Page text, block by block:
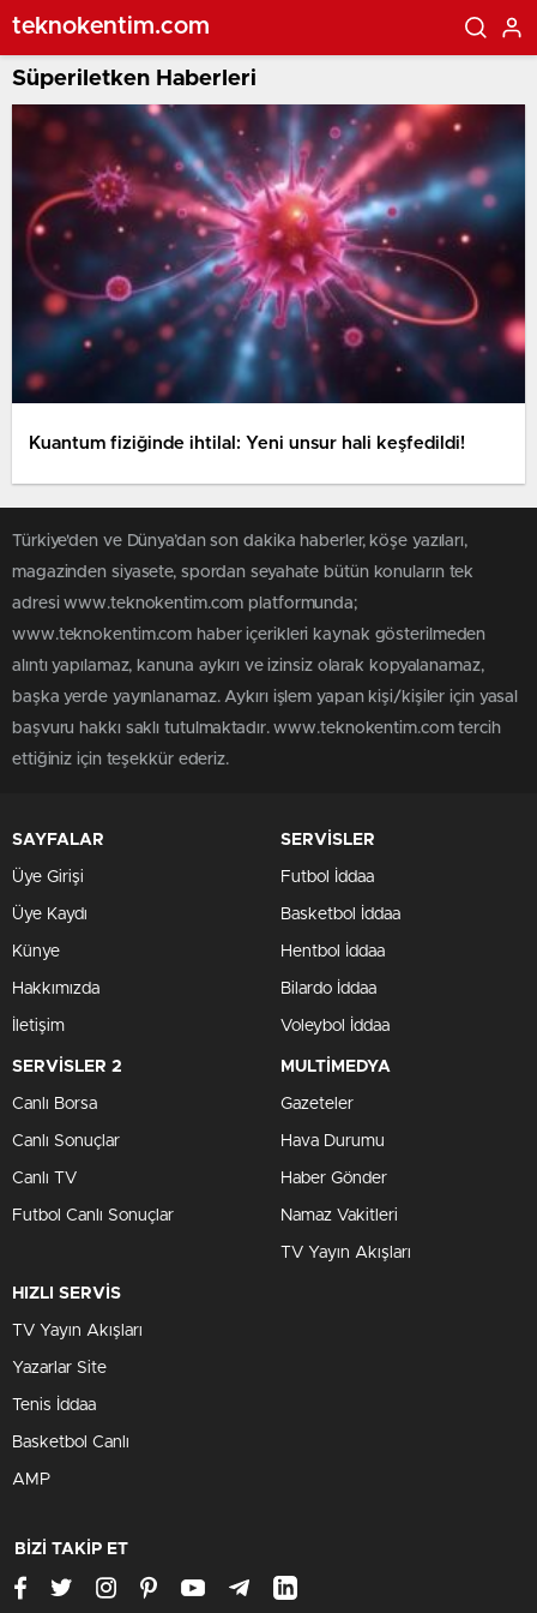
teknokentim.com
Süperiletken Haberleri
Kuantum fiziğinde ihtilal: Yeni unsur hali keşfedildi!
Türkiye'den ve Dünya’dan son dakika haberler, köşe yazıları,
magazinden siyasete, spordan seyahate bütün konuların tek
adresi www.teknokentim.com platformunda;
www.teknokentim.com haber içerikleri kaynak gösterilmeden
alıntı yapılamaz, kanuna aykırı ve izinsiz olarak kopyalanamaz,
başka yerde yayınlanamaz. Aykırı işlem yapan kişi/kişiler için yasal
başvuru hakkı saklı tutulmaktadır. www.teknokentim.com tercih
ettiğiniz için teşekkür ederiz.
SAYFALAR
Üye Girişi
Üye Kaydı
Künye
Hakkımızda
İletişim
SERVİSLER
Futbol İddaa
Basketbol İddaa
Hentbol İddaa
Bilardo İddaa
Voleybol İddaa
SERVİSLER 2
Canlı Borsa
Canlı Sonuçlar
Canlı TV
Futbol Canlı Sonuçlar
MULTİMEDYA
Gazeteler
Hava Durumu
Haber Gönder
Namaz Vakitleri
TV Yayın Akışları
HIZLI SERVİS
TV Yayın Akışları
Yazarlar Site
Tenis İddaa
Basketbol Canlı
AMP
BİZİ TAKİP ET